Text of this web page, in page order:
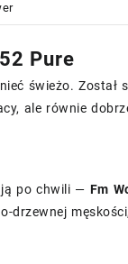
Pure
świeżo. Został
ale równie
po chwili — Fm